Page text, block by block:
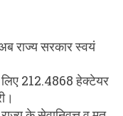
राज्य सरकार स्वयं
लिए 212.4868 हेक्टेयर